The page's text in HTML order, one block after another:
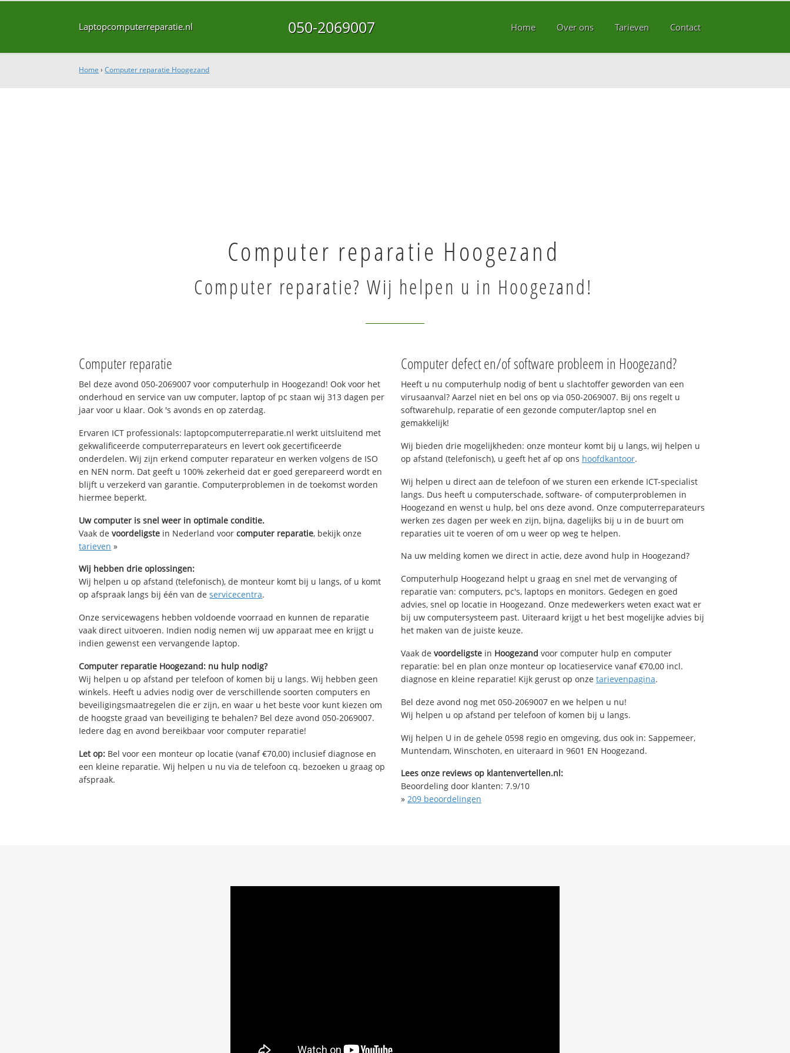
Laptopcomputerreparatie.nl 050-2069007 Home Over ons Tarieven Contact
Home ›Computer reparatie Hoogezand
Computer reparatie Hoogezand
Computer reparatie? Wij helpen u in Hoogezand!
Computer reparatie
Bel deze avond 050-2069007 voor computerhulp in Hoogezand! Ook voor het
onderhoud en service van uw computer, laptop of pc staan wij 313 dagen per
jaar voor u klaar. Ook 's avonds en op zaterdag.
Ervaren ICT professionals: laptopcomputerreparatie.nl werkt uitsluitend met
gekwalificeerde computerreparateurs en levert ook gecertificeerde
onderdelen. Wij zijn erkend computer reparateur en werken volgens de ISO
en NEN norm. Dat geeft u 100% zekerheid dat er goed gerepareerd wordt en
blijft u verzekerd van garantie. Computerproblemen in de toekomst worden
hiermee beperkt.
Uw computer is snel weer in optimale conditie.
Vaak devoordeligste in Nederland voorcomputer reparatie, bekijk onze
tarieven »
Wij hebben drie oplossingen:
Wij helpen u op afstand (telefonisch), de monteur komt bij u langs, of u komt
op afspraak langs bij één van deservicecentra.
Onze servicewagens hebben voldoende voorraad en kunnen de reparatie
vaak direct uitvoeren. Indien nodig nemen wij uw apparaat mee en krijgt u
indien gewenst een vervangende laptop.
Computer reparatie Hoogezand: nu hulp nodig?
Wij helpen u op afstand per telefoon of komen bij u langs. Wij hebben geen
winkels. Heeft u advies nodig over de verschillende soorten computers en
beveiligingsmaatregelen die er zijn, en waar u het beste voor kunt kiezen om
de hoogste graad van beveiliging te behalen? Bel deze avond 050-2069007.
Iedere dag en avond bereikbaar voor computer reparatie!
Let op: Bel voor een monteur op locatie (vanaf €70,00) inclusief diagnose en
een kleine reparatie. Wij helpen u nu via de telefoon cq. bezoeken u graag op
afspraak.
Computer defect en/of software probleem in Hoogezand?
Heeft u nu computerhulp nodig of bent u slachtoffer geworden van een
virusaanval? Aarzel niet en bel ons op via 050-2069007. Bij ons regelt u
softwarehulp, reparatie of een gezonde computer/laptop snel en
gemakkelijk!
Wij bieden drie mogelijkheden: onze monteur komt bij u langs, wij helpen u
op afstand (telefonisch), u geeft het af op ons hoofdkantoor.
Wij helpen u direct aan de telefoon of we sturen een erkende ICT-specialist
langs. Dus heeft u computerschade, software- of computerproblemen in
Hoogezand en wenst u hulp, bel ons deze avond. Onze computerreparateurs
werken zes dagen per week en zijn, bijna, dagelijks bij u in de buurt om
reparaties uit te voeren of om u weer op weg te helpen.
Na uw melding komen we direct in actie, deze avond hulp in Hoogezand?
Computerhulp Hoogezand helpt u graag en snel met de vervanging of
reparatie van: computers, pc's, laptops en monitors. Gedegen en goed
advies, snel op locatie in Hoogezand. Onze medewerkers weten exact wat er
bij uw computersysteem past. Uiteraard krijgt u het best mogelijke advies bij
het maken van de juiste keuze.
Vaak de voordeligste in Hoogezand voor computer hulp en computer
reparatie: bel en plan onze monteur op locatieservice vanaf €70,00 incl.
diagnose en kleine reparatie! Kijk gerust op onze tarievenpagina.
Bel deze avond nog met 050-2069007 en we helpen u nu!
Wij helpen u op afstand per telefoon of komen bij u langs.
Wij helpen U in de gehele 0598 regio en omgeving, dus ook in: Sappemeer,
Muntendam, Winschoten, en uiteraard in 9601 EN Hoogezand.
Lees onze reviews op klantenvertellen.nl:
Beoordeling door klanten: 7.9/10
» 209 beoordelingen